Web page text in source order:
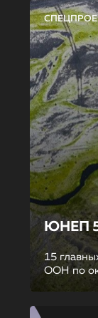
ЮНЕП
15
ООН по